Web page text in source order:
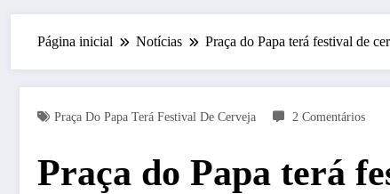
Página inicial Notícias Praça do Papa terá festival de
Praça Do Papa Terá Festival De Cerveja 2 Comentários
Praça do Papa terá